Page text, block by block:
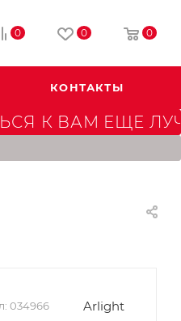
0 0 0
КОНТАКТЫ
К ВАМ ЕЩЕ
034966 Arlight